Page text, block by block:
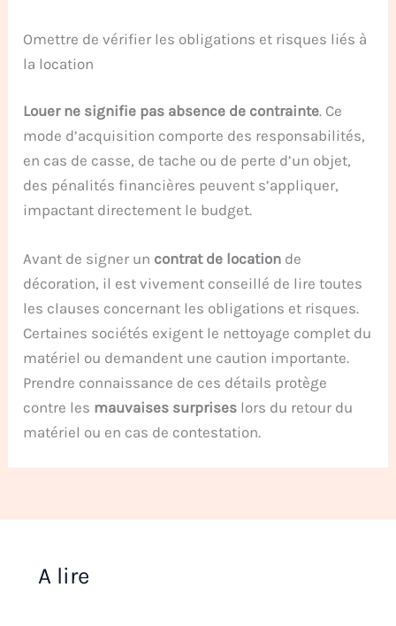
Omettre de vérifier les obligations et risques liés à
la location
Louer ne signifie pas absence de contrainte. Ce
mode d’acquisition comporte des responsabilités,
en cas de casse, de tache ou de perte d’un objet,
des pénalités financières peuvent s’appliquer,
impactant directement le budget.
Avant de signer un contrat de location de
décoration, il est vivement conseillé de lire toutes
les clauses concernant les obligations et risques.
Certaines sociétés exigent le nettoyage complet du
matériel ou demandent une caution importante.
Prendre connaissance de ces détails protège
contre les mauvaises surprises lors du retour du
matériel ou en cas de contestation.
A lire